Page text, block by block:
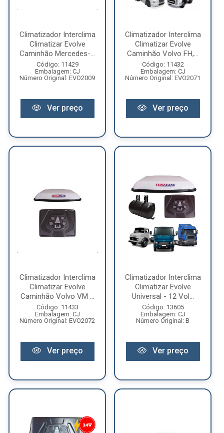
Climatizador Interclima
Climatizar Evolve
Caminhão Mercedes-...
Código: 11429
Embalagem: CJ
Número Original: EVO2009
Ver preço
Climatizador Interclima
Climatizar Evolve
Caminhão Volvo FH,...
Código: 11432
Embalagem: CJ
Número Original: EVO2071
Ver preço
Climatizador Interclima
Climatizar Evolve
Caminhão Volvo VM ...
Código: 11433
Embalagem: CJ
Número Original: EVO2072
Ver preço
Climatizador Interclima
Climatizar Evolve
Universal - 12 Vol...
Código: 13605
Embalagem: CJ
Número Original: B
Ver preço